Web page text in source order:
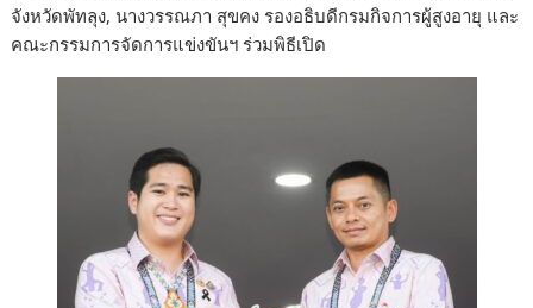
จังหวัดพัทลุง, นางวรรณภา สุขคง รองอธิบดีกรมกิจการผู้สูงอายุ และ
คณะกรรมการจัดการแข่งขันฯ ร่วมพิธีเปิด